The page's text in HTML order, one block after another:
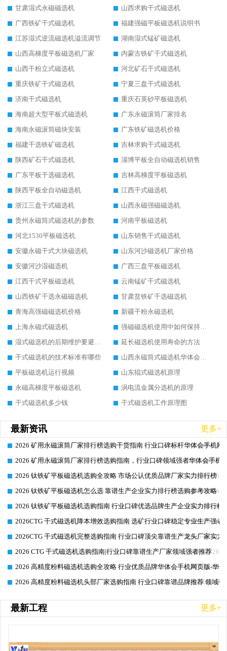
甘肃湿式永磁磁选机
山西求购干式磁选机
广西铁矿干式磁选机
福建强磁平板磁选机说明书
江苏湿式逆流磁选机溢流调节
湖南湿式锰矿磁选机
山西高梯度平板磁选机厂家
内蒙古铁矿干式磁选机
山西干粉立式磁选机
河北矿石干式磁选机
重庆铁矿干式磁选机
宁夏三盘干式磁选机
济南干式磁选机
重庆石英砂平板磁选机
海南超大型平板式磁选机
广东永磁滚筒厂家排名
海南永磁滚筒磁块安装
广东铁矿磁选机价格
福建干选铁矿磁选机
吉林求购干式磁选机
陕西矿石干式磁选机
淄博平板全自动磁选机销售
广东平板干选磁选机
吉林高梯度平板磁选机
陕西平板全自动磁选机
江西干式磁选机
浙江三盘干式磁选机
山西永磁强磁磁选机
贵州永磁筒式磁选机的参数
河南平板磁选机
河北1530平板磁选机
山东销售干式磁选机
安徽永磁干式大块磁选机
山东河沙磁选机厂家价格
安徽河沙湿磁选机
广西三盘平板磁选机
江西干式平板磁选机
云南锰矿干式磁选机
山西铁矿干选永磁磁选机
甘肃贫铁矿干选磁选机
青海高强磁磁选机价格
新疆干粉永磁选机
上海永磁式磁选机
强磁磁选机使用中如何保持其顺畅运行
湿式磁选机的后期维护要避开哪些坑
延长磁选机使用寿命的方法
干式磁选机的技术标准有哪些
山西永磁筒式磁选机华体会手机网页版-华体会(中国)
平板磁选机运行视频
山东辊式磁选机原理
永磁高梯度平板磁选机
涡电流金属分选机的原理
干式磁选机多少钱
干式磁选机工作原理图
最新资讯 更多+
2026-06-26
2026 矿用永磁滚筒厂家排行榜选购干货指南 行业口碑标杆华体会手机网
2026-06-26
2026 矿用永磁滚筒厂家排行榜选购指南，行业口碑领域强者华体会手机
2026-06-26
2026 钛铁矿平板磁选机选购全攻略 市场公认优质品牌厂家实力排行榜
2026-06-26
2026 钛铁矿平板磁选机怎么选 靠谱生产企业实力排行榜选购参考攻略
2026-06-26
2026 钛铁矿平板磁选机选购指南 行业口碑优选品牌生产企业实力排行榜
2026-06-26
2026CTG 干式磁选机降本增效选购指南 选矿行业口碑稳定专业生产强者
2026-06-26
2026CTG 干式磁选机完整选购指南 行业口碑顶尖靠谱生产龙头厂家实力
2026-06-26
2026 CTG 干式磁选机选购指南|行业口碑靠谱生产厂家领域强者推荐
2026-06-26
2026 高精度粉料磁选机选购全攻略 行业优质品牌华体会手机网页版-华
2026-06-26
2026 高精度粉料磁选机头部厂家选购指南 行业口碑靠谱品牌推荐 领域
最新工程 更多+